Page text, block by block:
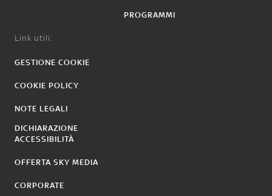
PROGRAMMI
Link utili:
GESTIONE COOKIE
COOKIE POLICY
NOTE LEGALI
DICHIARAZIONE
ACCESSIBILITÀ
OFFERTA SKY MEDIA
CORPORATE